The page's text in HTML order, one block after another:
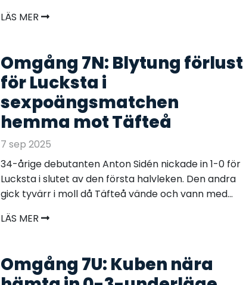
LÄS MER
Omgång 7N: Blytung förlust
för Lucksta i
sexpoängsmatchen
hemma mot Täfteå
7 sep 2025
34-årige debutanten Anton Sidén nickade in 1-0 för
Lucksta i slutet av den första halvleken. Den andra
gick tyvärr i moll då Täfteå vände och vann med...
LÄS MER
Omgång 7U: Kuben nära